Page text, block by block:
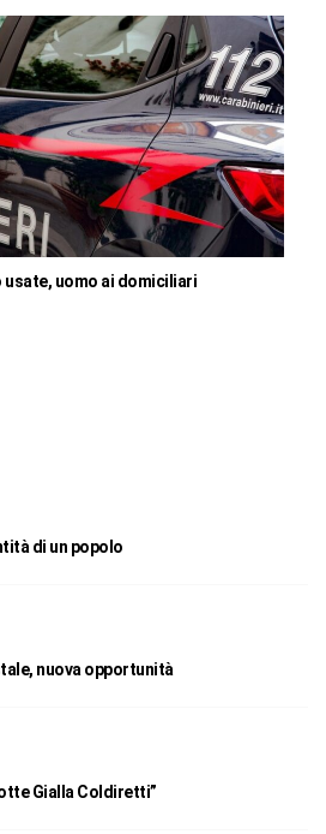
uomo ai domiciliari
di un popolo
nuova opportunità
Gialla Coldiretti”